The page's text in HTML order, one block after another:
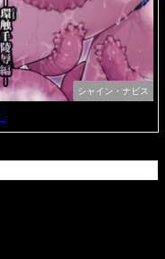
シャイン・ナビス